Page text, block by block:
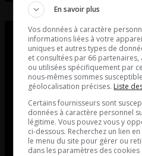
En savoir plus
Vos données à caractère
informations liées à votre
uniques et autres types de
et consultées par 66 partenaires,
ou utilisées spécifiquement par
nous-mêmes sommes
géolocalisation précises. Liste
Certains fournisseurs sont
données à caractère personnel
légitime. Vous pouvez vous y
ci-dessous. Recherchez un lien
le menu du site pour gérer ou
dans les paramètres des